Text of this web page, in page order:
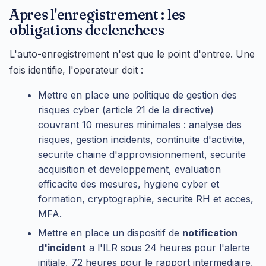
Apres l'enregistrement : les
obligations declenchees
L'auto-enregistrement n'est que le point d'entree. Une
fois identifie, l'operateur doit :
Mettre en place une politique de gestion des
risques cyber (article 21 de la directive)
couvrant 10 mesures minimales : analyse des
risques, gestion incidents, continuite d'activite,
securite chaine d'approvisionnement, securite
acquisition et developpement, evaluation
efficacite des mesures, hygiene cyber et
formation, cryptographie, securite RH et acces,
MFA.
Mettre en place un dispositif de notification
d'incident a l'ILR sous 24 heures pour l'alerte
initiale, 72 heures pour le rapport intermediaire,